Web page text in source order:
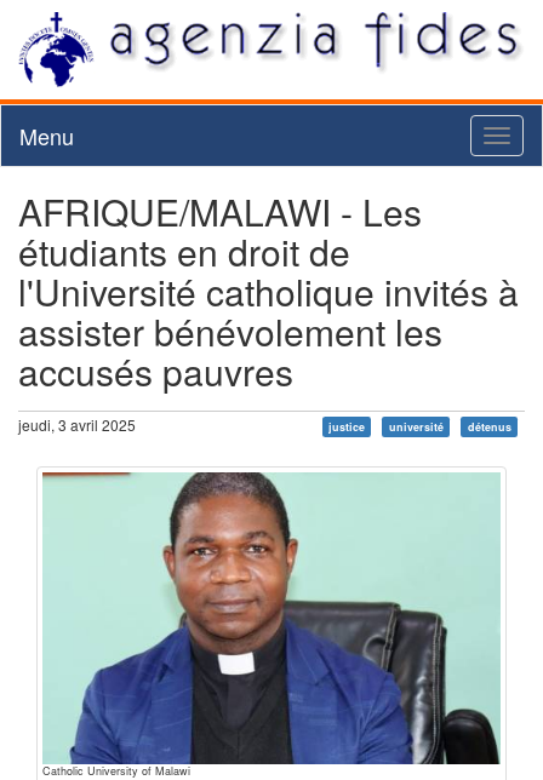
Menu
AFRIQUE/MALAWI - Les
étudiants en droit de
l'Université catholique invités à
assister bénévolement les
accusés pauvres
jeudi, 3 avril 2025 justice université détenus
Catholic University of Malawi